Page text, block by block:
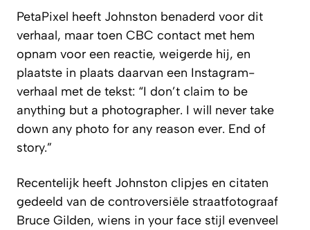
PetaPixel heeft Johnston benaderd voor dit
verhaal, maar toen CBC contact met hem
opnam voor een reactie, weigerde hij, en
plaatste in plaats daarvan een Instagram-
verhaal met de tekst: “I don’t claim to be
anything but a photographer. I will never take
down any photo for any reason ever. End of
story.”
Recentelijk heeft Johnston clipjes en citaten
gedeeld van de controversiële straatfotograaf
Bruce Gilden, wiens in your face stijl evenveel